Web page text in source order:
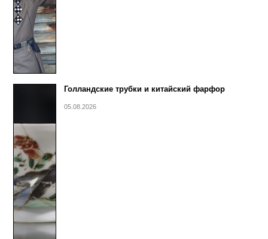
Голландские трубки и китайский фарфор
05.08.2026